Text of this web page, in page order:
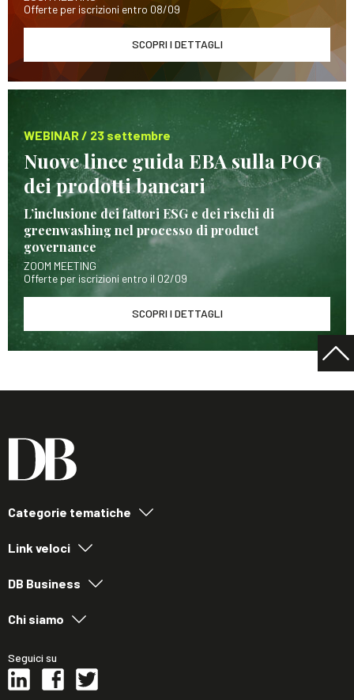
Offerte per iscrizioni entro 08/09
SCOPRI I DETTAGLI
WEBINAR / 23 settembre
Nuove linee guida EBA sulla POG
dei prodotti bancari
L’inclusione dei fattori ESG e dei rischi di
greenwashing nel processo di product
governance
ZOOM MEETING
Offerte per iscrizioni entro il 02/09
SCOPRI I DETTAGLI
Categorie tematiche
Link veloci
DB Business
Chi siamo
Seguici su